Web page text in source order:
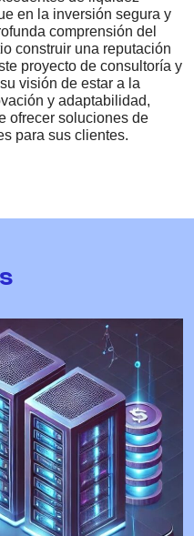
en la inversión segura y
comprensión del
construir una reputación
proyecto de consultoría y
visión de estar a la
y adaptabilidad,
ofrecer soluciones de
para sus clientes.